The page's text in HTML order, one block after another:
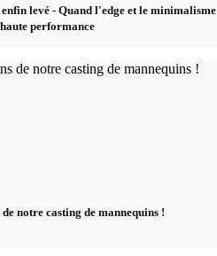
& carrière
levé - Quand l'edge et le minimalisme
performance
notre casting de mannequins !